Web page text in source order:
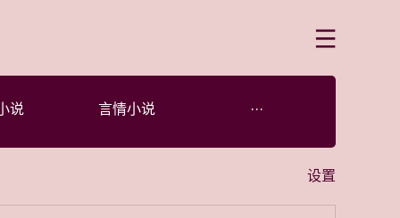
说 言情小说 ···
设置